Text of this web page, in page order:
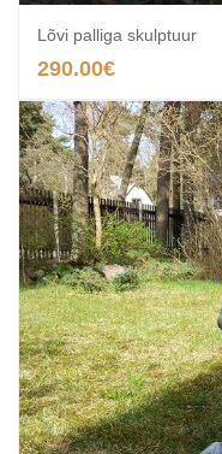
Lõvi palliga skulptuur
290.00€